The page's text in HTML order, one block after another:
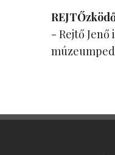
- Rejtő Jenő